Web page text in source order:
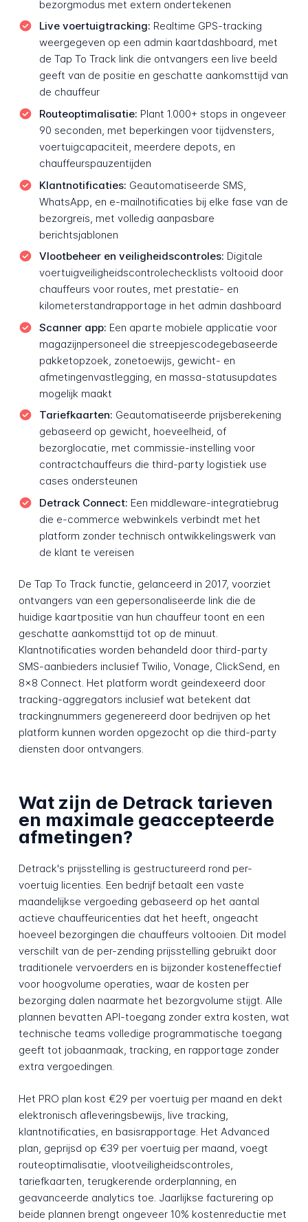
bezorgmodus met extern ondertekenen
Live voertuigtracking: Realtime GPS-tracking
weergegeven op een admin kaartdashboard, met
de Tap To Track link die ontvangers een live beeld
geeft van de positie en geschatte aankomsttijd van
de chauffeur
Routeoptimalisatie: Plant 1.000+ stops in ongeveer
90 seconden, met beperkingen voor tijdvensters,
voertuigcapaciteit, meerdere depots, en
chauffeurspauzentijden
Klantnotificaties: Geautomatiseerde SMS,
WhatsApp, en e-mailnotificaties bij elke fase van de
bezorgreis, met volledig aanpasbare
berichtsjablonen
Vlootbeheer en veiligheidscontroles: Digitale
voertuigveiligheidscontrolechecklists voltooid door
chauffeurs voor routes, met prestatie- en
kilometerstandrapportage in het admin dashboard
Scanner app: Een aparte mobiele applicatie voor
magazijnpersoneel die streepjescodegebaseerde
pakketopzoek, zonetoewijs, gewicht- en
afmetingenvastlegging, en massa-statusupdates
mogelijk maakt
Tariefkaarten: Geautomatiseerde prijsberekening
gebaseerd op gewicht, hoeveelheid, of
bezorglocatie, met commissie-instelling voor
contractchauffeurs die third-party logistiek use
cases ondersteunen
Detrack Connect: Een middleware-integratiebrug
die e-commerce webwinkels verbindt met het
platform zonder technisch ontwikkelingswerk van
de klant te vereisen
De Tap To Track functie, gelanceerd in 2017, voorziet
ontvangers van een gepersonaliseerde link die de
huidige kaartpositie van hun chauffeur toont en een
geschatte aankomsttijd tot op de minuut.
Klantnotificaties worden behandeld door third-party
SMS-aanbieders inclusief Twilio, Vonage, ClickSend, en
8x8 Connect. Het platform wordt geindexeerd door
tracking-aggregators inclusief wat betekent dat
trackingnummers gegenereerd door bedrijven op het
platform kunnen worden opgezocht op die third-party
diensten door ontvangers.
Wat zijn de Detrack tarieven
en maximale geaccepteerde
afmetingen?
Detrack's prijsstelling is gestructureerd rond per-
voertuig licenties. Een bedrijf betaalt een vaste
maandelijkse vergoeding gebaseerd op het aantal
actieve chauffeuricenties dat het heeft, ongeacht
hoeveel bezorgingen die chauffeurs voltooien. Dit model
verschilt van de per-zending prijsstelling gebruikt door
traditionele vervoerders en is bijzonder kosteneffectief
voor hoogvolume operaties, waar de kosten per
bezorging dalen naarmate het bezorgvolume stijgt. Alle
plannen bevatten API-toegang zonder extra kosten, wat
technische teams volledige programmatische toegang
geeft tot jobaanmaak, tracking, en rapportage zonder
extra vergoedingen.
Het PRO plan kost €29 per voertuig per maand en dekt
elektronisch afleveringsbewijs, live tracking,
klantnotificaties, en basisrapportage. Het Advanced
plan, geprijsd op €39 per voertuig per maand, voegt
routeoptimalisatie, vlootveiligheidscontroles,
tariefkaarten, terugkerende orderplanning, en
geavanceerde analytics toe. Jaarlijkse facturering op
beide plannen brengt ongeveer 10% kostenreductie met